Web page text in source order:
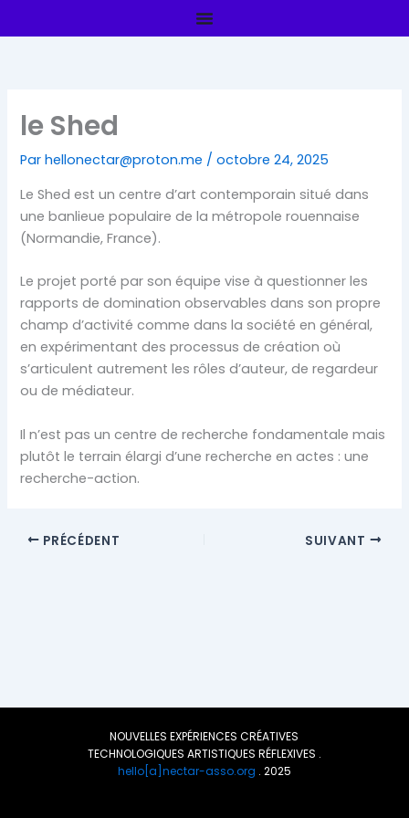
au
le Shed
Parhellonectar@proton.me /octobre 24, 2025
Le Shed est un centre d’art contemporain situé dans
une banlieue populaire de la métropole rouennaise
(Normandie, France).
Le projet porté par son équipe vise à questionner les
rapports de domination observables dans son propre
champ d’activité comme dans la société en général,
en expérimentant des processus de création où
s’articulent autrement les rôles d’auteur, de regardeur
ou de médiateur.
Il n’est pas un centre de recherche fondamentale mais
plutôt le terrain élargi d’une recherche en actes : une
recherche-action.
PRÉCÉDENT SUIVANT
NOUVELLES EXPÉRIENCES CRÉATIVES
TECHNOLOGIQUES ARTISTIQUES RÉFLEXIVES .
hello[a]nectar-asso.org . 2025